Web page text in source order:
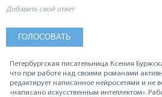
Добавить свой ответ
Петербургская писательница Ксения
что при работе над своими романами
редактирует написанное нейросетями и не
«написано искусственным интеллектом».